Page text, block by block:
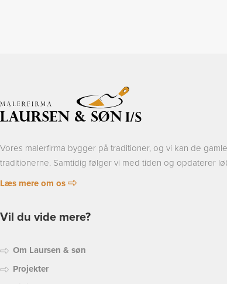
Vores malerfirma bygger på traditioner, og vi kan de
traditionerne. Samtidig følger vi med tiden og opdaterer
Læs mere om os
Vil du vide mere?
Om Laursen & søn
Projekter